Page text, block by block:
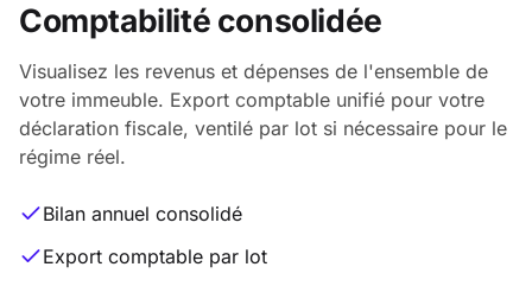
Comptabilité consolidée
Visualisez les revenus et dépenses de l'ensemble de
votre immeuble. Export comptable unifié pour votre
déclaration fiscale, ventilé par lot si nécessaire pour le
régime réel.
Bilan annuel consolidé
Export comptable par lot